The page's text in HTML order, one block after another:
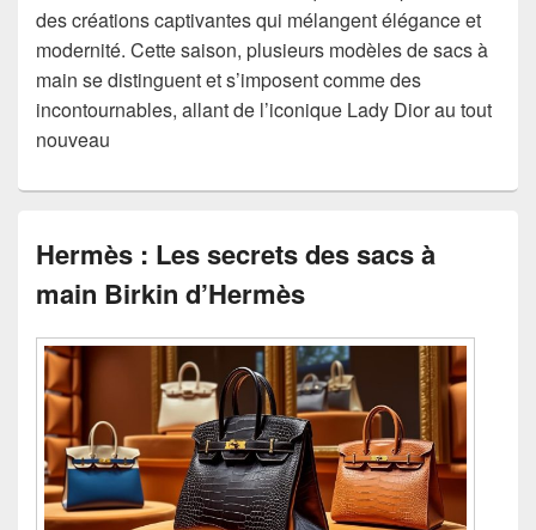
des créations captivantes qui mélangent élégance et
modernité. Cette saison, plusieurs modèles de sacs à
main se distinguent et s’imposent comme des
incontournables, allant de l’iconique Lady Dior au tout
nouveau
Hermès : Les secrets des sacs à
main Birkin d’Hermès